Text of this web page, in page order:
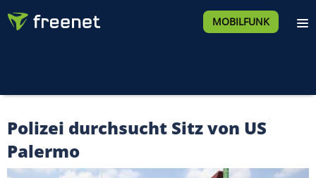
MOBILFUNK
Polizei durchsucht Sitz von US
Palermo